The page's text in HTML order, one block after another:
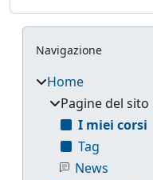
Blocchi
Salta Navigazione
Navigazione
Home
Pagine del sito
I miei corsi
Tag
News